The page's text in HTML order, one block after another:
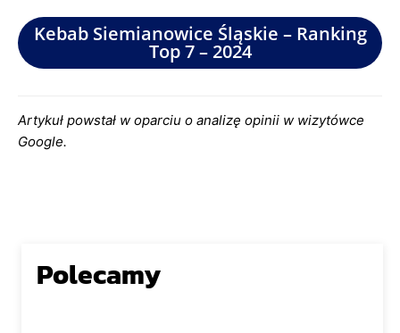
Kebab Siemianowice Śląskie – Ranking
Top 7 – 2024
Artykuł powstał w oparciu o analizę opinii w wizytówce
Google.
Polecamy